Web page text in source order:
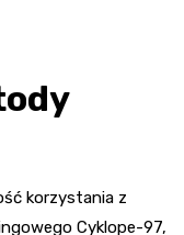
korzystania z
Cyklope-97,